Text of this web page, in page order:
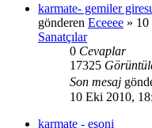
karmate- gemiler
gönderen Eceeee »
Sanatçılar
0 Cevaplar
17325
Son mesaj
10 Eki 2010,
karmate - eşoni